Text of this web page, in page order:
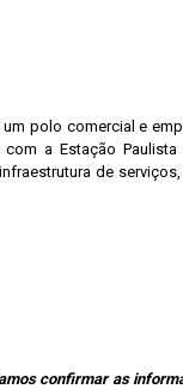
polo comercial e
a Estação
de
confirmar as